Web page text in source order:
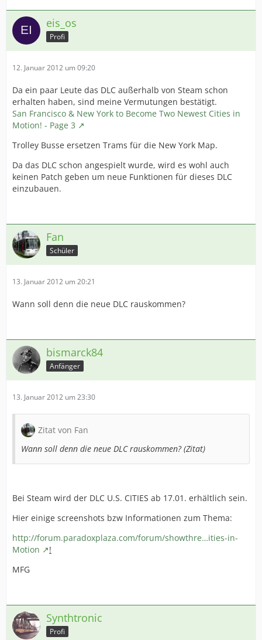
eis_os
Profi
12. Januar 2012 um 09:20
Da ein paar Leute das DLC außerhalb von Steam schon
erhalten haben, sind meine Vermutungen bestätigt.
San Francisco & New York to Become Two Newest Cities in
Motion! - Page 3
Trolley Busse ersetzen Trams für die New York Map.
Da das DLC schon angespielt wurde, wird es wohl auch
keinen Patch geben um neue Funktionen für dieses DLC
einzubauen.
Fan
Schüler
13. Januar 2012 um 20:21
Wann soll denn die neue DLC rauskommen?
bismarck84
Anfänger
13. Januar 2012 um 23:30
Zitat von Fan
Wann soll denn die neue DLC rauskommen? (Zitat)
Bei Steam wird der DLC U.S. CITIES ab 17.01. erhältlich sein.
Hier einige screenshots bzw Informationen zum Thema:
http://forum.paradoxplaza.com/forum/showthre…ities-in-
Motion
!
MFG
Synthtronic
Profi